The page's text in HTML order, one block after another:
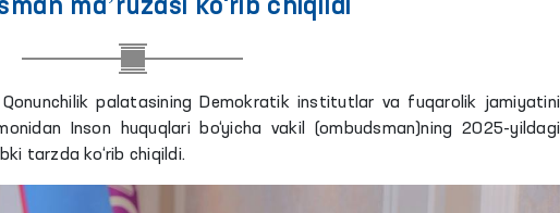
maʼruzasi ko‘rib chiqildi
palatasining Demokratik institutlar va fuqarolik jamiyatini
Inson huquqlari bo‘yicha vakil (ombudsman)ning 2025-yildagi
tarzda ko‘rib chiqildi.